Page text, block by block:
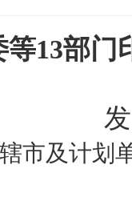
等13部
市及计划